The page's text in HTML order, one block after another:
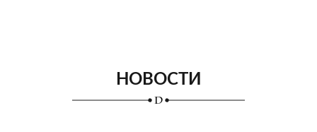
НОВОСТИ